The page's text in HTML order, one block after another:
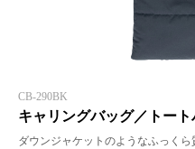
CB-290BK
キャリングバッグ／トー
ダウンジャケットのようなふっく